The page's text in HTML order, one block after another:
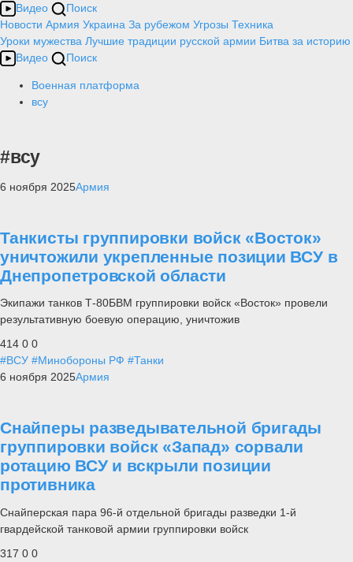
Видео
Поиск
Новости Армия Украина За рубежом Угрозы Техника
Уроки мужества Лучшие традиции русской армии Битва за историю
Видео
Поиск
Военная платформа
всу
#всу
6 ноября 2025Армия
Танкисты группировки войск «Восток»
уничтожили укрепленные позиции ВСУ в
Днепропетровской области
Экипажи танков Т-80БВМ группировки войск «Восток» провели
результативную боевую операцию, уничтожив
414 0 0
#ВСУ #Минобороны РФ #Танки
6 ноября 2025Армия
Снайперы разведывательной бригады
группировки войск «Запад» сорвали
ротацию ВСУ и вскрыли позиции
противника
Снайперская пара 96-й отдельной бригады разведки 1-й
гвардейской танковой армии группировки войск
317 0 0